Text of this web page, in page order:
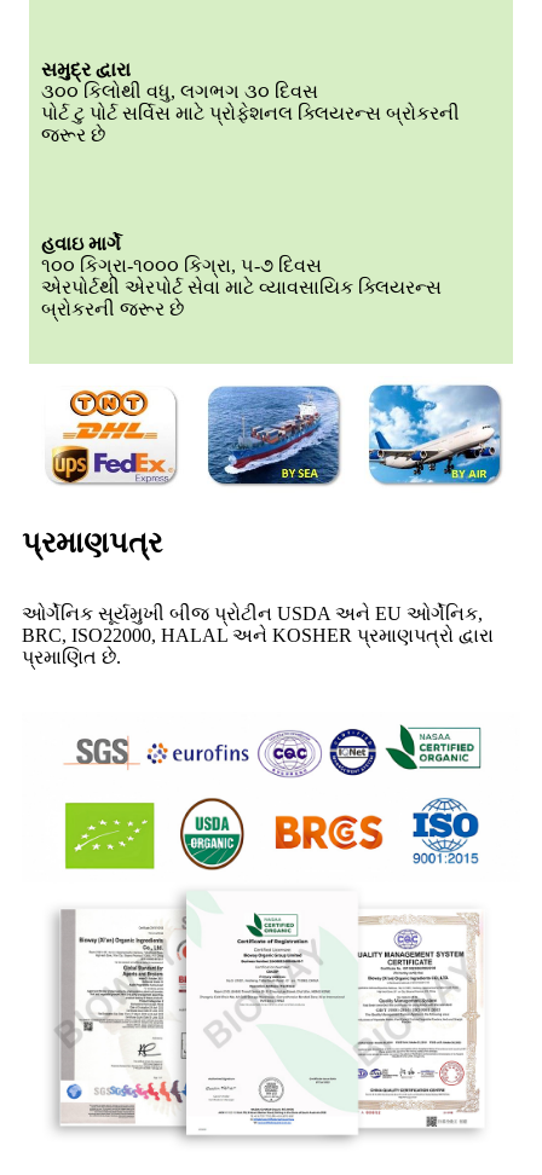
સમુદ્ર દ્વારા
૩૦૦ કિલોથી વધુ, લગભગ ૩૦ દિવસ
પોર્ટ ટુ પોર્ટ સર્વિસ માટે પ્રોફેશનલ ક્લિયરન્સ બ્રોકરની
જરૂર છે
હવાઇ માર્ગે
૧૦૦ કિગ્રા-૧૦૦૦ કિગ્રા, ૫-૭ દિવસ
એરપોર્ટથી એરપોર્ટ સેવા માટે વ્યાવસાયિક ક્લિયરન્સ
બ્રોકરની જરૂર છે
પ્રમાણપત્ર
ઓર્ગેનિક સૂર્યમુખી બીજ પ્રોટીન USDA અને EU ઓર્ગેનિક,
BRC, ISO22000, HALAL અને KOSHER પ્રમાણપત્રો દ્વારા
પ્રમાણિત છે.